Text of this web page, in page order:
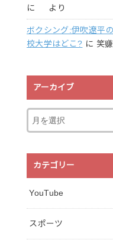
に
より
ボクシング:伊吹遼平
校大学はどこ? に 笑
アーカイブ
カテゴリー
YouTube
スポーツ